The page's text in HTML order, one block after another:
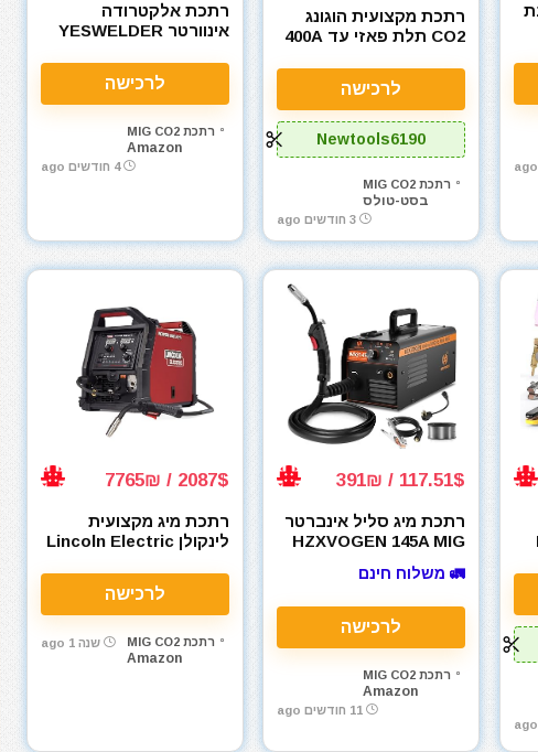
רתכת מקצועית הוגונג
CO2 תלת פאזי עד 400A
סליל ניידת Hugong
לרכישה
Newtools6190
רתכת MIG CO2
בסט-טולס
3 חודשים ago
רתכת אלקטרודה
אינוורטר YESWELDER
MMA ARC
לרכישה
רתכת MIG CO2
Amazon
4 חודשים ago
117.51$ / 391₪
רתכת מיג סליל אינברטר
HZXVOGEN 145A MIG
Core
🚛 משלוח חינם
לרכישה
רתכת MIG CO2
Amazon
11 חודשים ago
2087$ / 7765₪
רתכת מיג מקצועית
לינקולן Lincoln Electric
1
לרכישה
רתכת MIG CO2
Amazon
שנה 1 ago